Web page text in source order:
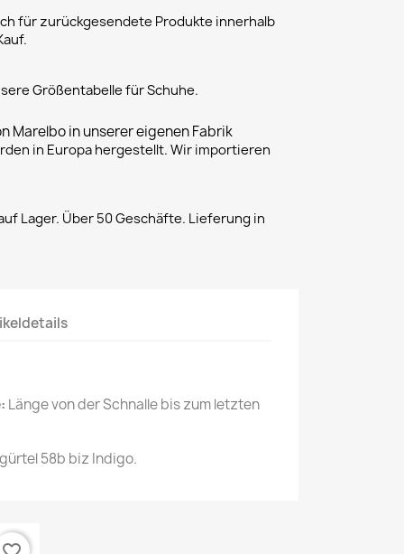
für zurückgesendete Produkte innerhalb
Größentabelle für Schuhe.
Marelbo in unserer eigenen Fabrik
in Europa hergestellt. Wir importieren
Lager. Über 50 Geschäfte. Lieferung in
Länge von der Schnalle bis zum letzten
58b biz Indigo.